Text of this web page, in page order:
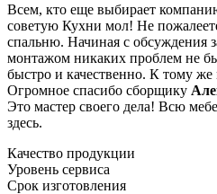
Всем, кто еще выбирает
советую Кухни мол! Не
спальню. Начиная с обсуждения
монтажом никаких проблем не
быстро и качественно. К тому
Огромное спасибо сборщику
Это мастер своего дела! Всю
здесь.
Качество продукции
Уровень сервиса
Срок изготовления